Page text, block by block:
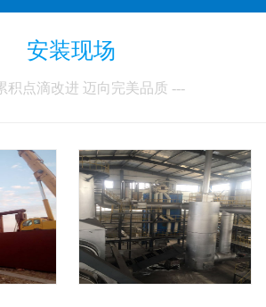
安装现场
积点滴改进 迈向完美品质 ---